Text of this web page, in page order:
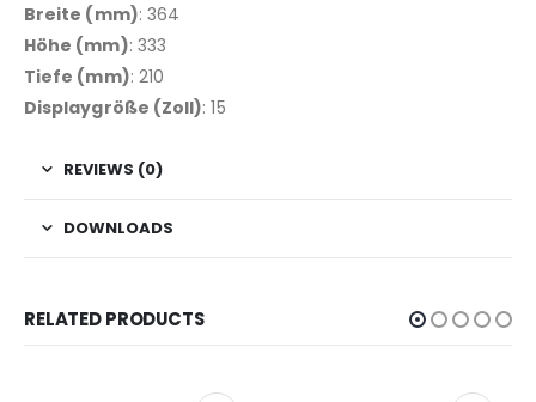
Breite (mm): 364
Höhe (mm): 333
Tiefe (mm): 210
Displaygröße (Zoll): 15
REVIEWS (0)
DOWNLOADS
RELATED PRODUCTS